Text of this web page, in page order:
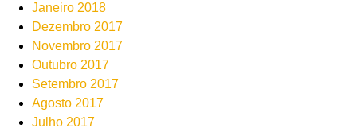
Janeiro 2018
Dezembro 2017
Novembro 2017
Outubro 2017
Setembro 2017
Agosto 2017
Julho 2017